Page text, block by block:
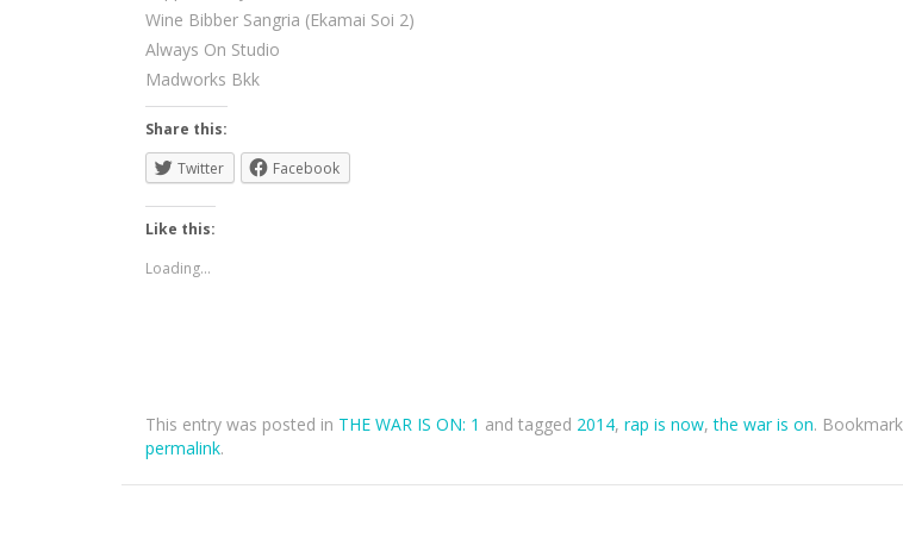
Wine Bibber Sangria (Ekamai Soi 2)
Always On Studio
Madworks Bkk
Share this:
Twitter
Facebook
Like this:
Loading...
This entry was posted in THE WAR IS ON: 1 and tagged 2014, rap is now,the war is on.
permalink.